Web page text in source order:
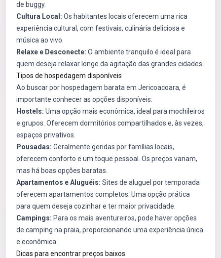
de buggy.
Cultura Local: Os habitantes locais oferecem uma rica
experiência cultural, com festivais, culinária deliciosa e
música ao vivo.
Relaxe e Desconecte: O ambiente tranquilo é ideal para
quem deseja relaxar longe da agitação das grandes cidades.
Tipos de hospedagem disponíveis
Ao buscar por hospedagem barata em Jericoacoara, é
importante conhecer as opções disponíveis:
Hostels: Uma opção mais econômica, ideal para mochileiros
e grupos. Oferecem dormitórios compartilhados e, às vezes,
espaços privativos.
Pousadas: Geralmente geridas por famílias locais,
oferecem conforto e um toque pessoal. Os preços variam,
mas há boas opções baratas.
Apartamentos e Aluguéis: Sites de aluguel por temporada
oferecem apartamentos completos. Uma opção prática
para quem deseja cozinhar e ter maior privacidade.
Campings: Para os mais aventureiros, pode haver opções
de camping na praia, proporcionando uma experiência única
e econômica.
Dicas para encontrar preços baixos